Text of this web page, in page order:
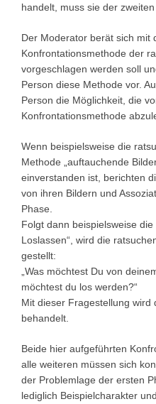
handelt, muss sie der
Der Moderator berät sich mit
Konfrontationsmethode der
vorgeschlagen werden soll
Person diese Methode vor.
Person die Möglichkeit, die
Konfrontationsmethode
Wenn beispielsweise die
Methode „auftauchende
einverstanden ist, berichten
von ihren Bildern und
Phase.
Folgt dann beispielsweise
Loslassen“, wird die
gestellt:
„Was möchtest Du von
möchtest du los werden?“
Mit dieser Fragestellung wird
behandelt.
Beide hier aufgeführten
alle weiteren müssen sich
der Problemlage der ersten
lediglich Beispielcharakter